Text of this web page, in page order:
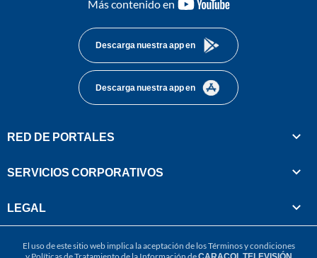
Más contenido en
youtube-
Descarga nuestra app en
Descarga nuestra app en
RED DE PORTALES
SERVICIOS CORPORATIVOS
LEGAL
El uso de este sitio web implica la aceptación de losTérminos y condiciones